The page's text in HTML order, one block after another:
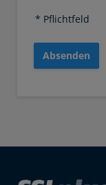
* Pflichtfeld
Absenden